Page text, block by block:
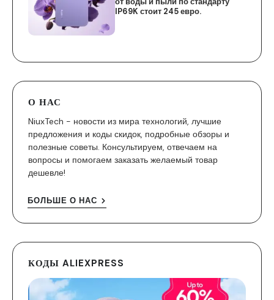
IP69K стоит 245 евро.
О НАС
NiuxTech - новости из мира технологий, лучшие
предложения и коды скидок, подробные обзоры и
полезные советы. Консультируем, отвечаем на
вопросы и помогаем заказать желаемый товар
дешевле!
БОЛЬШЕ О НАС
КОДЫ ALIEXPRESS